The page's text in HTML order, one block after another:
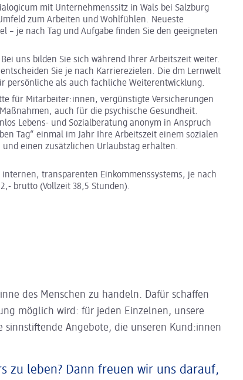
mit Unternehmenssitz in Wals bei Salzburg
zum Arbeiten und Wohlfühlen. Neueste
– je nach Tag und Aufgabe finden Sie den geeigneten
Bei uns bilden Sie sich während Ihrer Arbeitszeit weiter.
Sie je nach Karrierezielen. Die dm Lernwelt
persönliche als auch fachliche Weiterentwicklung.
für Mitarbeiter:innen, vergünstigte Versicherungen
auch für die psychische Gesundheit.
Lebens- und Sozialberatung anonym in Anspruch
Tag“ einmal im Jahr Ihre Arbeitszeit einem sozialen
einen zusätzlichen Urlaubstag erhalten.
transparenten Einkommenssystems, je nach
brutto (Vollzeit 38,5 Stunden).
des Menschen zu handeln. Dafür schaffen
möglich wird: für jeden Einzelnen, unsere
sinnstiftende Angebote, die unseren Kund:innen
zu leben? Dann freuen wir uns darauf,